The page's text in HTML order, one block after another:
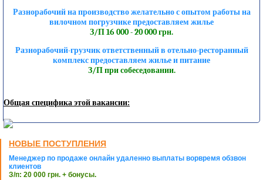
Разнорабочий на производство желательно с опытом работы на
вилочном погрузчике предоставляем жилье
З/П 16 000 - 20 000 грн.
Разнорабочий-грузчик ответственный в отельно-ресторанный
комплекс предоставляем жилье и питание
З/П при собеседовании.
Общая специфика этой вакансии:
НОВЫЕ ПОСТУПЛЕНИЯ
Менеджер по продаже онлайн удаленно выплаты ворвремя обзвон
клиентов
З/п: 20 000 грн. + бонусы.